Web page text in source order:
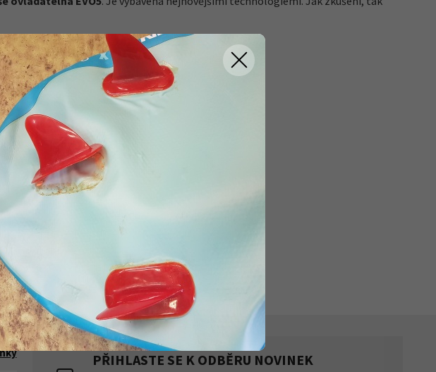
v kapse bundy, dresu nebo kalhot.
PŘIHLASTE SE K ODBĚRU NOVINEK